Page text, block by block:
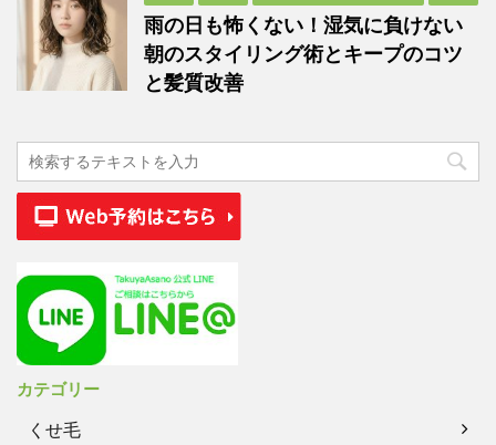
雨の日も怖くない！湿気に負けない
朝のスタイリング術とキープのコツ
と髪質改善
カテゴリー
くせ毛